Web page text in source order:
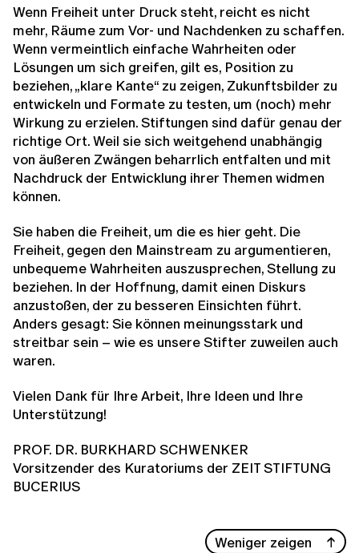
Wenn Freiheit unter Druck steht, reicht es nicht
mehr, Räume zum Vor- und Nachdenken zu schaffen.
Wenn vermeintlich einfache Wahrheiten oder
Lösungen um sich greifen, gilt es, Position zu
beziehen, „klare Kante“ zu zeigen, Zukunftsbilder zu
entwickeln und Formate zu testen, um (noch) mehr
Wirkung zu erzielen. Stiftungen sind dafür genau der
richtige Ort. Weil sie sich weitgehend unabhängig
von äußeren Zwängen beharrlich entfalten und mit
Nachdruck der Entwicklung ihrer Themen widmen
können.
Sie haben die Freiheit, um die es hier geht. Die
Freiheit, gegen den Mainstream zu argumentieren,
unbequeme Wahrheiten auszusprechen, Stellung zu
beziehen. In der Hoffnung, damit einen Diskurs
anzustoßen, der zu besseren Einsichten führt.
Anders gesagt: Sie können meinungsstark und
streitbar sein – wie es unsere Stifter zuweilen auch
waren.
Vielen Dank für Ihre Arbeit, Ihre Ideen und Ihre
Unterstützung!
PROF. DR. BURKHARD SCHWENKER
Vorsitzender des Kuratoriums der ZEIT STIFTUNG
BUCERIUS
Weniger zeigen